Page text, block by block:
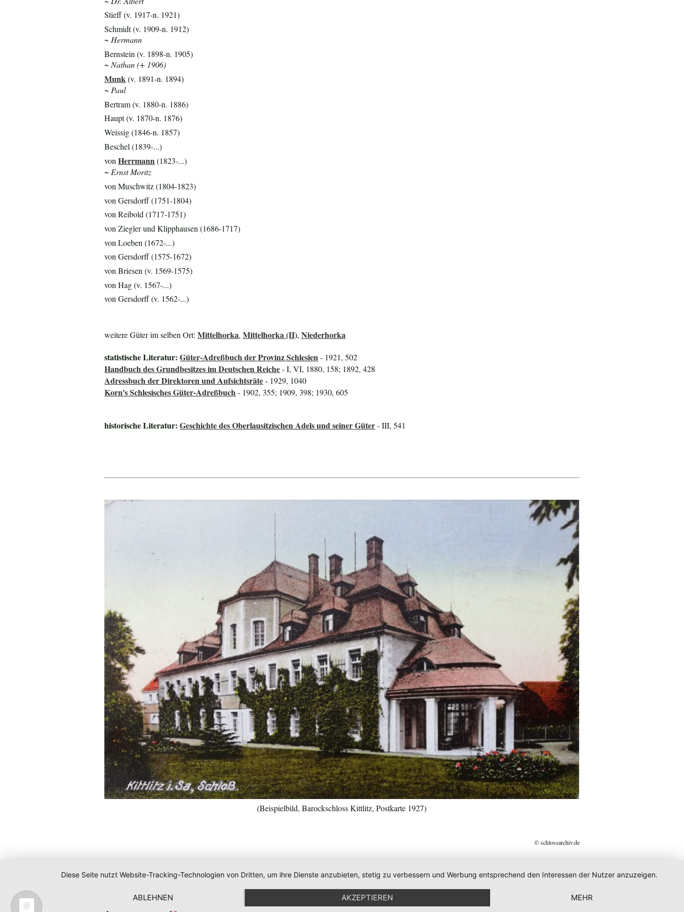
Stieff (v. 1917-n. 1921)
Schmidt (v. 1909-n. 1912)
~ Hermann
Bernstein (v. 1898-n. 1905)
~ Nathan (+ 1906)
Munk(v. 1891-n. 1894)
~ Paul
Bertram (v. 1880-n. 1886)
Haupt (v. 1870-n. 1876)
Weissig (1846-n. 1857)
Beschel (1839-...)
vonHerrmann(1823-...)
~ Ernst Moritz
von Muschwitz (1804-1823)
von Gersdorff (1751-1804)
von Reibold (1717-1751)
von Ziegler und Klipphausen (1686-1717)
von Loeben (1672-...)
von Gersdorff (1575-1672)
von Briesen (v. 1569-1575)
von Hag (v. 1567-...)
von Gersdorff (v. 1562-...)
weitere Güter im selben Ort:Mittelhorka,Mittelhorka (II),Niederhorka
statistische Literatur:Güter-Adreßbuch der Provinz Schlesien- 1921, 502
Handbuch des Grundbesitzes im Deutschen Reiche- I, VI, 1880, 158; 1892, 428
Adressbuch der Direktoren und Aufsichtsräte- 1929, 1040
Korn's Schlesisches Güter-Adreßbuch- 1902, 355; 1909, 398; 1930, 605
historische Literatur:Geschichte des Oberlausitzischen Adels und seiner Güter- III, 541
(Beispielbild, Barockschloss Kittlitz, Postkarte 1927)
© schlossarchiv.de
Diese Seite nutzt Website-Tracking-Technologien von Dritten, um ihre Dienste anzubieten, stetig zu verbessern und Werbung entsprechend den Interessen der Nutzer anzuzeigen.
ABLEHNEN AKZEPTIEREN MEHR